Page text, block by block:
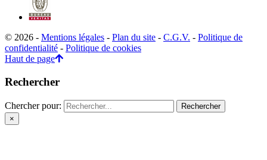
© 2026 - Mentions légales - Plan du site - C.G.V. - Politique de
confidentialité - Politique de cookies
Haut de page
Rechercher
Chercher pour:
×